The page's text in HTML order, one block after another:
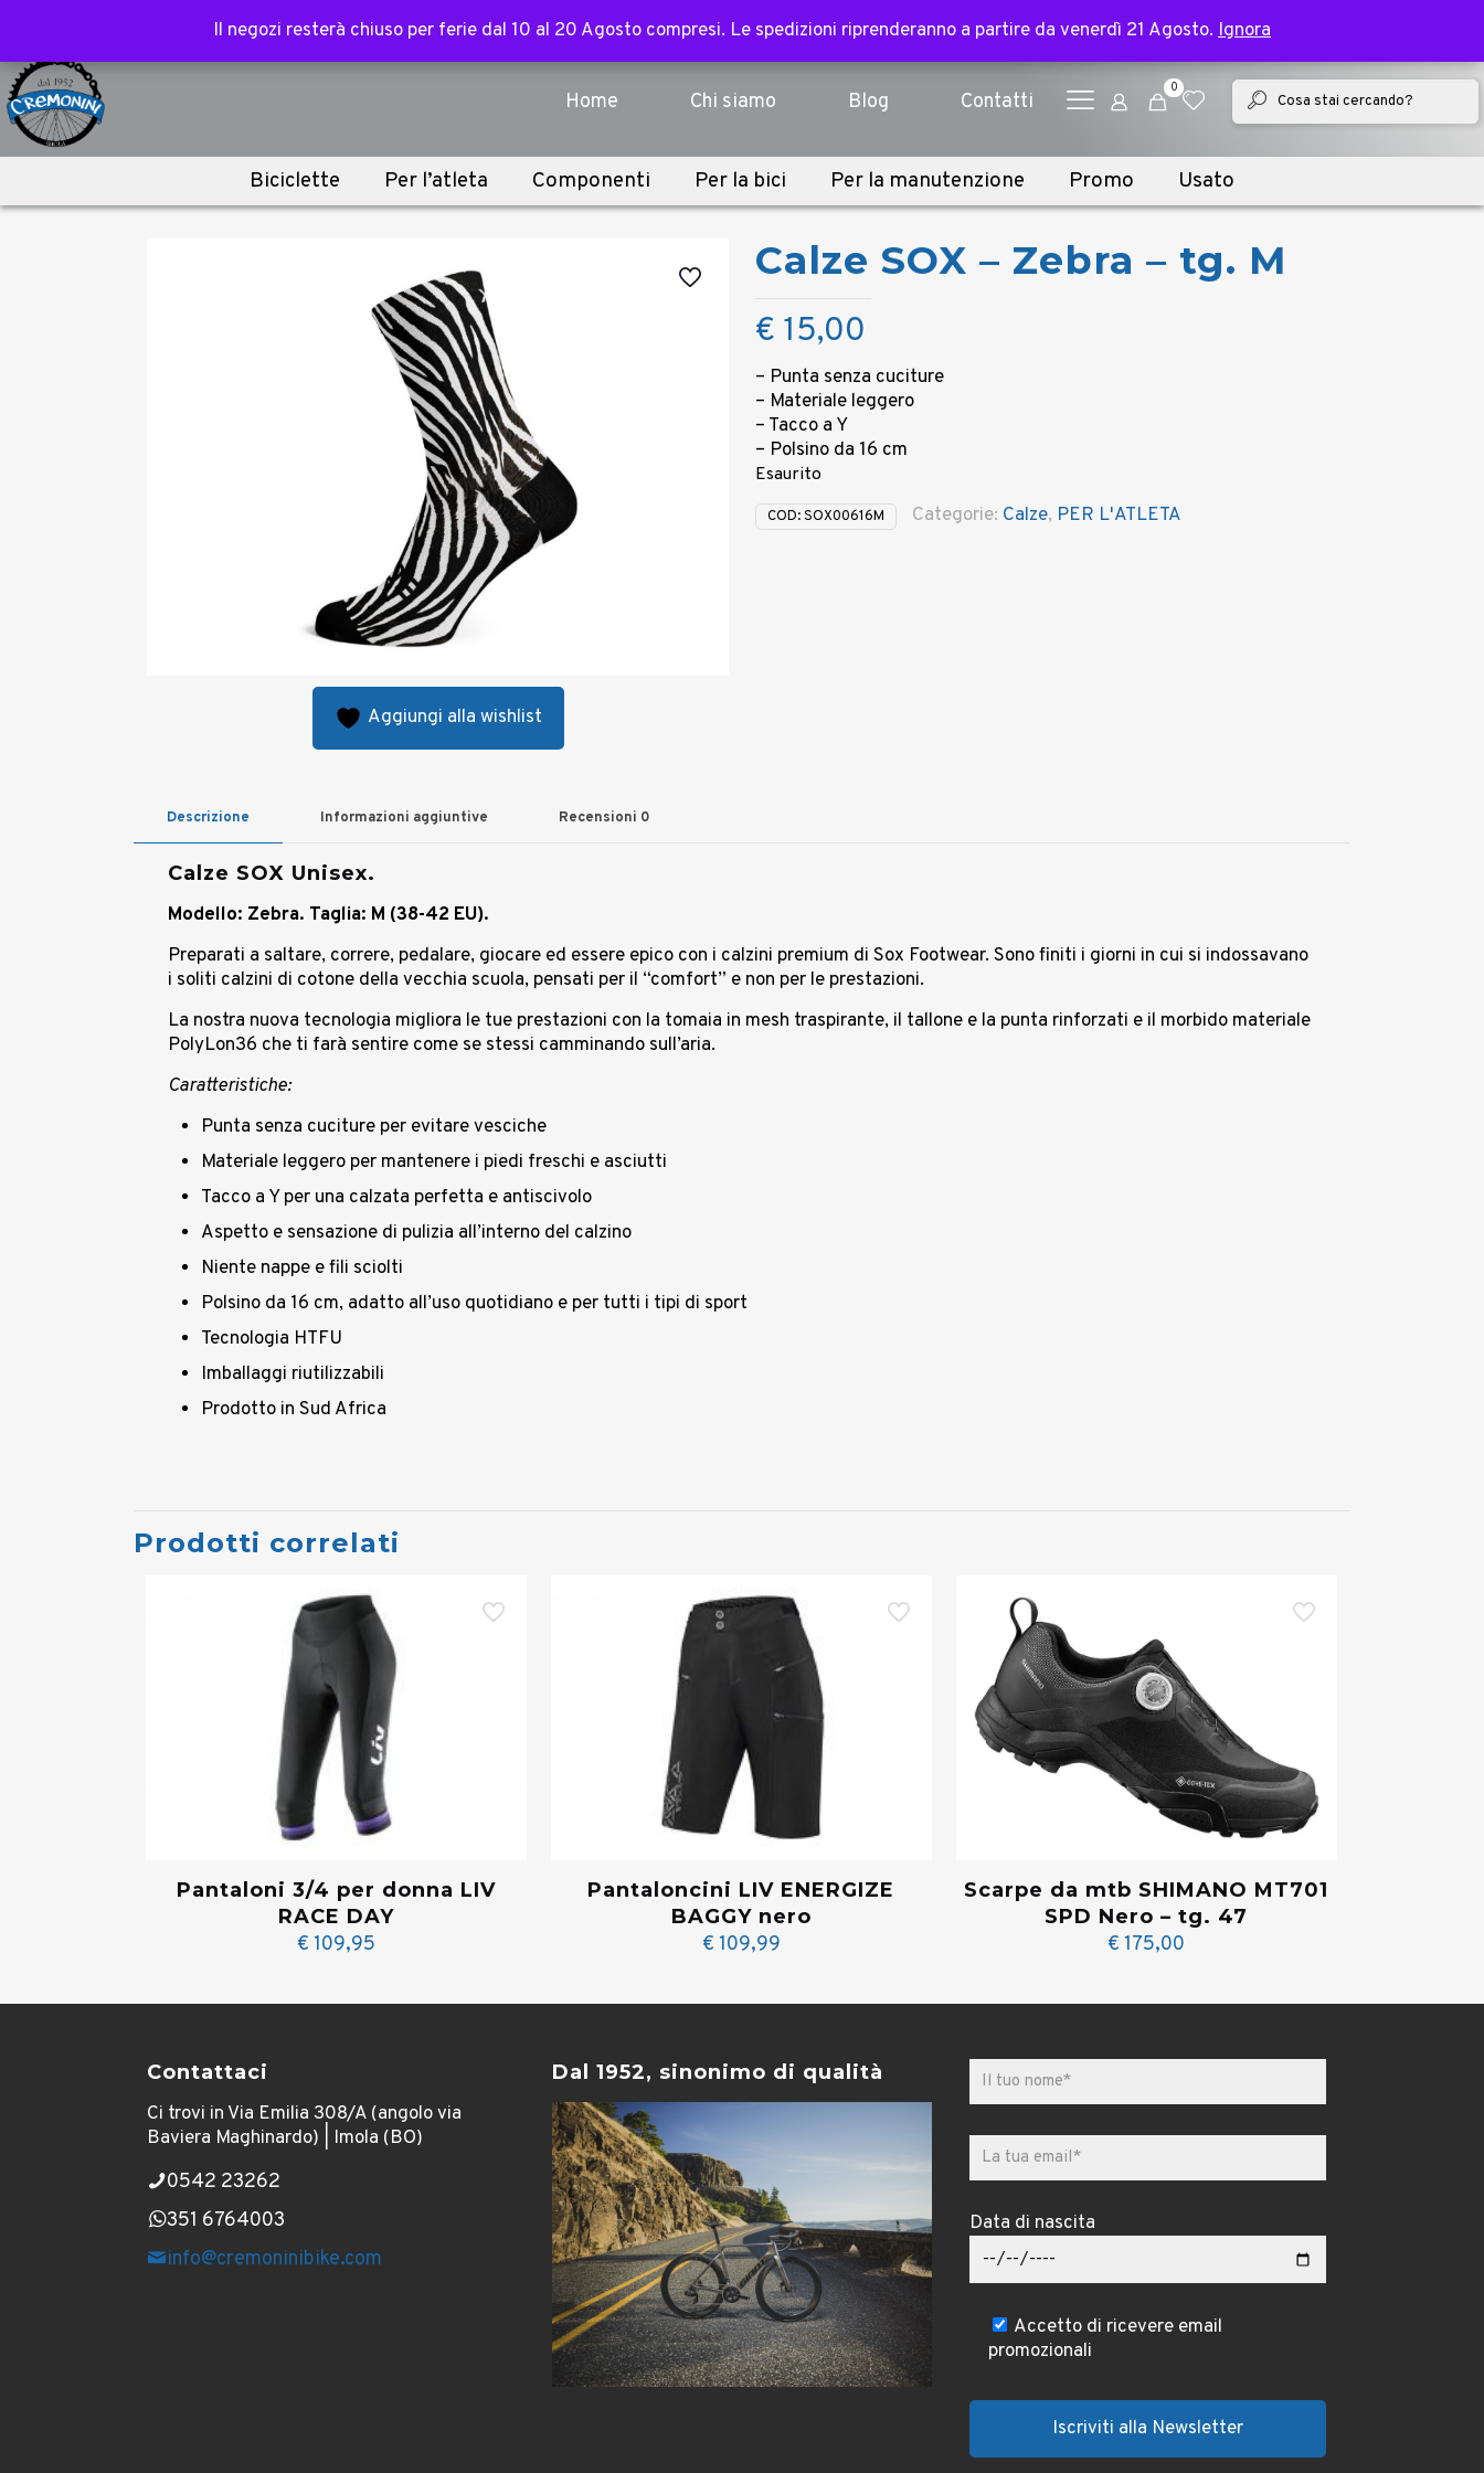
Spedizione gratuita sopra i 100€ per accessori, abbigliamento, componenti e sopra i 3.000€ per tutte le bike | Spedizione in 2 giorni lavorativi
Home Chi siamo Blog Contatti
0
Biciclette Per l’atleta Componenti Per la bici Per la manutenzione Promo Usato
Aggiungi alla wishlist
Calze SOX – Zebra – tg. M
€ 15,00
– Punta senza cuciture
– Materiale leggero
– Tacco a Y
– Polsino da 16 cm
Esaurito
COD:SOX00616M Categorie: Calze, PER L'ATLETA
Descrizione Informazioni aggiuntive Recensioni 0
Calze SOX Unisex.
Modello: Zebra. Taglia: M (38-42 EU).
Preparati a saltare, correre, pedalare, giocare ed essere epico con i calzini premium di Sox Footwear. Sono finiti i giorni in cui si indossavano
i soliti calzini di cotone della vecchia scuola, pensati per il “comfort” e non per le prestazioni.
La nostra nuova tecnologia migliora le tue prestazioni con la tomaia in mesh traspirante, il tallone e la punta rinforzati e il morbido materiale
PolyLon36 che ti farà sentire come se stessi camminando sull’aria.
Caratteristiche:
Punta senza cuciture per evitare vesciche
Materiale leggero per mantenere i piedi freschi e asciutti
Tacco a Y per una calzata perfetta e antiscivolo
Aspetto e sensazione di pulizia all’interno del calzino
Niente nappe e fili sciolti
Polsino da 16 cm, adatto all’uso quotidiano e per tutti i tipi di sport
Tecnologia HTFU
Imballaggi riutilizzabili
Prodotto in Sud Africa
Prodotti correlati
Pantaloni 3/4 per donna LIV
RACE DAY
€ 109,95
Pantaloncini LIV ENERGIZE
BAGGY nero
€ 109,99
Scarpe da mtb SHIMANO MT701
SPD Nero – tg. 47
€ 175,00
Contattaci
Ci trovi in Via Emilia 308/A (angolo via
Baviera Maghinardo) | Imola (BO)
0542 23262
351 6764003
info@cremoninibike.com
Dal 1952, sinonimo di qualità
Data di nascita
Accetto di ricevere email
promozionali
Il negozi resterà chiuso per ferie dal 10 al 20 Agosto compresi. Le spedizioni riprenderanno a partire da venerdì 21 Agosto. Ignora
Il negozi resterà chiuso per ferie dal 10 al 20 Agosto compresi. Le spedizioni riprenderanno a partire da venerdì 21 Agosto. Ignora